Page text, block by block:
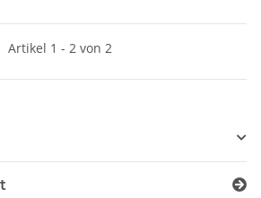
Artikel 1 - 2 von 2